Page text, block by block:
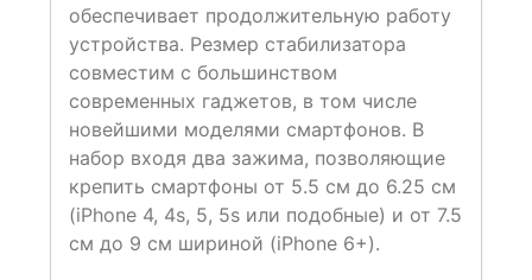
обеспечивает продолжительную работу
устройства. Резмер стабилизатора
совместим с большинством
современных гаджетов, в том числе
новейшими моделями смартфонов. В
набор входя два зажима, позволяющие
крепить смартфоны от 5.5 см до 6.25 см
(iPhone 4, 4s, 5, 5s или подобные) и от 7.5
см до 9 см шириной (iPhone 6+).